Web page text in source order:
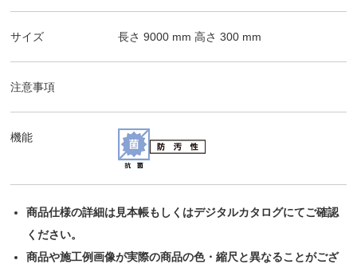
サイズ 長さ9000 mm 高さ300 mm
注意事項
機能
商品仕様の詳細は見本帳もしくはデジタルカタログにてご確認
ください。
商品や施工例画像が実際の商品の色・縮尺と異なることがござ